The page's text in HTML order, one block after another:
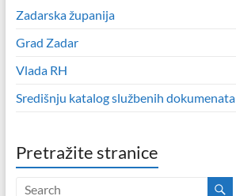
Zadarska županija
Grad Zadar
Vlada RH
Središnju katalog službenih dokumenata
Pretražite stranice